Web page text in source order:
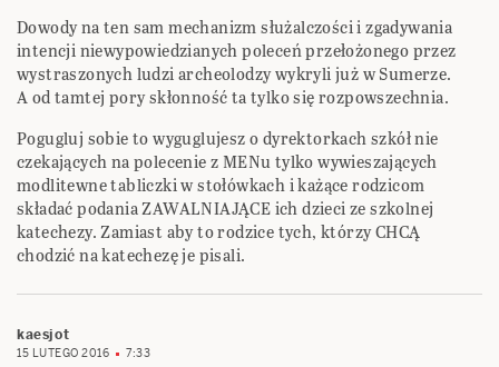
Dowody na ten sam mechanizm służalczości i zgadywania
intencji niewypowiedzianych poleceń przełożonego przez
wystraszonych ludzi archeolodzy wykryli już w Sumerze.
A od tamtej pory skłonność ta tylko się rozpowszechnia.
Pogugluj sobie to wyguglujesz o dyrektorkach szkół nie
czekających na polecenie z MENu tylko wywieszających
modlitewne tabliczki w stołówkach i każące rodzicom
składać podania ZAWALNIAJĄCE ich dzieci ze szkolnej
katechezy. Zamiast aby to rodzice tych, którzy CHCĄ
chodzić na katechezę je pisali.
kaesjot
15 LUTEGO 2016 7:33